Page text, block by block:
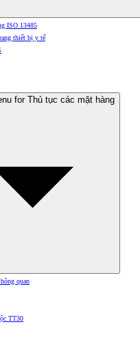
ISO 13485
thiết bị y tế
for Thủ tục các mặt hàng
quan
TT30